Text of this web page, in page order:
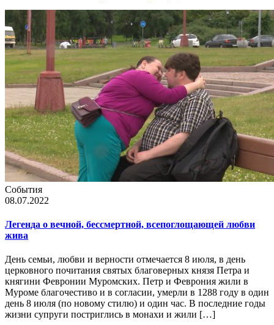
События
08.07.2022
Легенда о вечной, бессмертной, всепоглощающей любви
жива
День семьи, любви и верности отмечается 8 июля, в день
церковного почитания святых благоверных князя Петра и
княгини Февронии Муромских. Петр и Феврония жили в
Муроме благочестиво и в согласии, умерли в 1288 году в один
день 8 июля (по новому стилю) и один час. В последние годы
жизни супруги постриглись в монахи и жили […]